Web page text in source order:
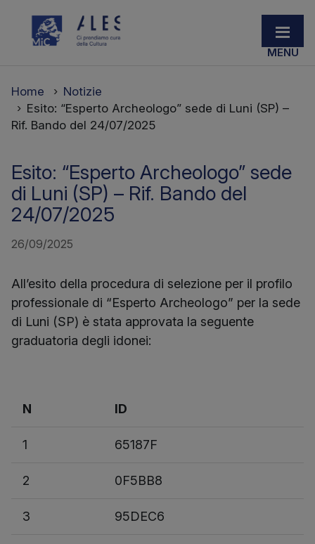
Home
Notizie
Esito: “Esperto Archeologo” sede di Luni (SP) –
Rif. Bando del 24/07/2025
Esito: “Esperto Archeologo” sede
di Luni (SP) – Rif. Bando del
24/07/2025
26/09/2025
All’esito della procedura di selezione per il profilo
professionale di “Esperto Archeologo” per la sede
di Luni (SP) è stata approvata la seguente
graduatoria degli idonei:
N ID
1 65187F
2 0F5BB8
3 95DEC6